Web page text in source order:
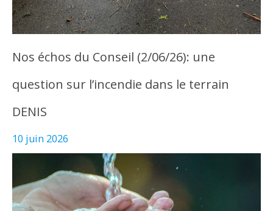
Nos échos du Conseil (2/06/26): une
question sur l’incendie dans le terrain
DENIS
10 juin 2026